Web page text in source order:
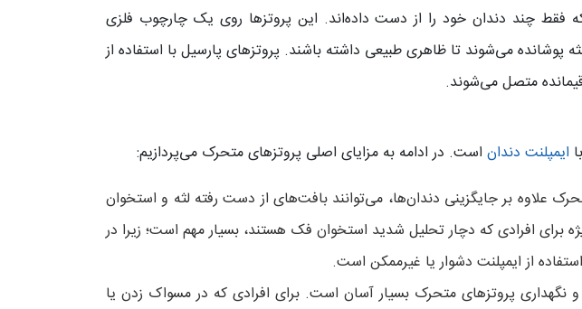
فقط چند دندان خود را از دست داده‌اند. این پروتزها روی یک چارچوب فلزی
پوشانده می‌شوند تا ظاهری طبیعی داشته باشند. پروتزهای پارسیل با استفاده از
متصل می‌شوند.
ایمپلنت‌ دندان است. در ادامه به مزایای اصلی پروتزهای متحرک می‌پردازیم:
علاوه بر جایگزینی دندان‌ها، می‌توانند بافت‌های از دست رفته لثه و استخوان
برای افرادی که دچار تحلیل شدید استخوان فک هستند، بسیار مهم است؛ زیرا در
از ایمپلنت دشوار یا غیرممکن است.
نگهداری پروتزهای متحرک بسیار آسان است. برای افرادی که در مسواک زدن یا